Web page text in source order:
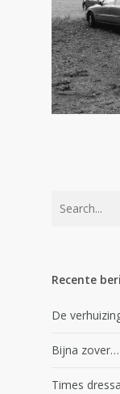
Recente
De
Bijna zover…
Times